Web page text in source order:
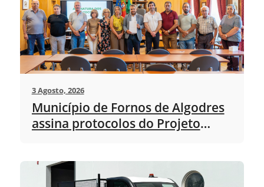
3 Agosto, 2026
Município de Fornos de Algodres
assina protocolos do Projeto